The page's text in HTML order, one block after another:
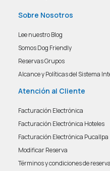
Sobre Nosotros
Lee nuestro Blog
Somos Dog Friendly
Reservas Grupos
Alcance y Políticas del Sistema
Atención al Cliente
Facturación Electrónica
Facturación Electrónica Hoteles
Facturación Electrónica Pucallpa
Modificar Reserva
Términos y condiciones de